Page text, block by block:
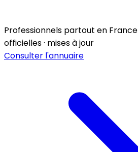
Professionnels partout en France
officielles · mises à jour
Consulter l'annuaire